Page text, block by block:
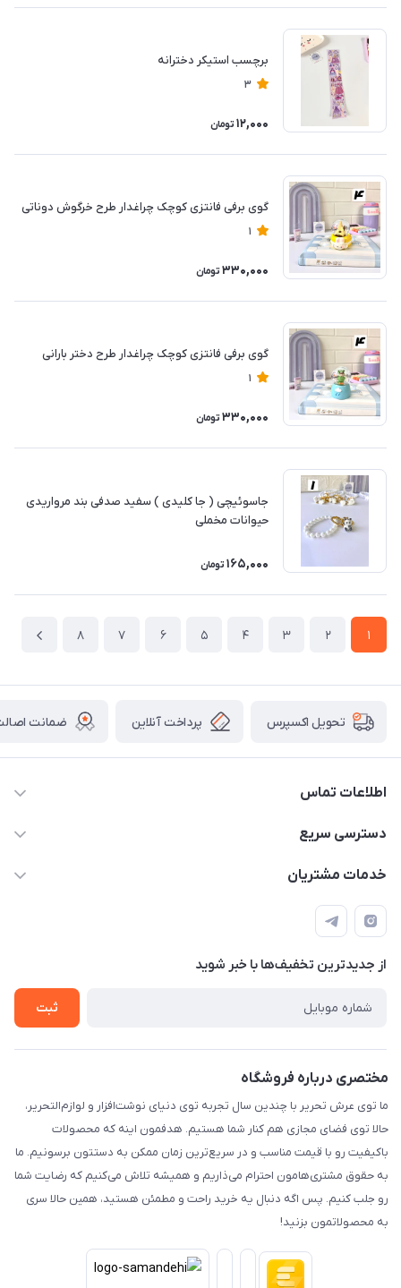
برچسب استیکر دخترانه
3
12,000 تومان
گوی برفی فانتزی کوچک چراغدار طرح خرگوش دوناتی
1
330,000 تومان
گوی برفی فانتزی کوچک چراغدار طرح دختر بارانی
1
330,000 تومان
جاسوئیچی ( جا کلیدی ) سفید صدفی بند مرواریدی
حیوانات مخملی
165,000 تومان
1
2
3
4
5
6
7
8
تحویل اکسپرس پرداخت آنلاین ضمانت
اطلاعات تماس
2424 3672 - 021
دسترسی سریع
لیست محصولات
راهنما
خدمات مشتریان
پرداخت الکترونیکی امن
رویه ارسال کالا
حریم خصوصی
تماس با ما
از جدید‌ترین تخفیف‌ها با‌ خبر شوید
ثبت
مختصری درباره فروشگاه
ما توی عرش تحریر با چندین سال تجربه توی دنیای نوشت‌افزار و لوازم‌التحریر،
حالا توی فضای مجازی هم کنار شما هستیم. هدفمون اینه که محصولات
باکیفیت رو با قیمت مناسب و در سریع‌ترین زمان ممکن به دستتون برسونیم. ما
به حقوق مشتری‌هامون احترام می‌ذاریم و همیشه تلاش می‌کنیم که رضایت شما
رو جلب کنیم. پس اگه دنبال یه خرید راحت و مطمئن هستید، همین حالا سری
به محصولاتمون بزنید!